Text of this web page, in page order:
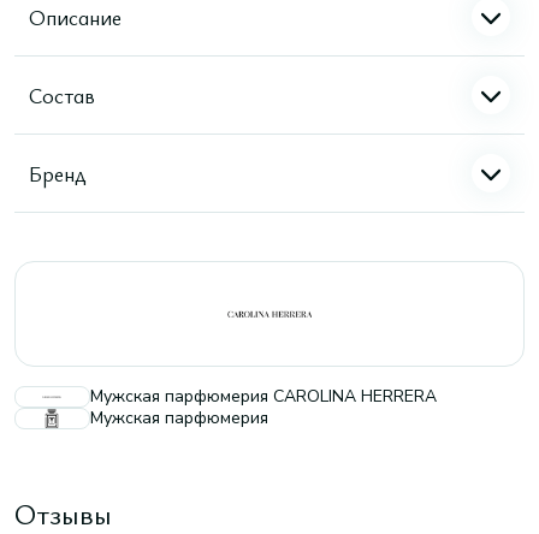
Описание
Состав
Бренд
Мужская парфюмерия CAROLINA HERRERA
Мужская парфюмерия
Отзывы